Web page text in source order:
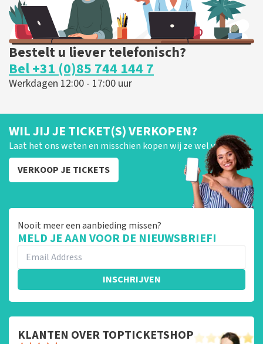
Bestelt u liever telefonisch?
Bel +31 (0)85 744 144 7
Werkdagen 12:00 - 17:00 uur
WIL JIJ JE TICKET(S) VERKOPEN?
Laat het ons weten en misschien kopen wij ze wel van je!
VERKOOP JE TICKETS
Nooit meer een aanbieding missen?
MELD JE AAN VOOR DE NIEUWSBRIEF!
INSCHRIJVEN
KLANTEN OVER TOPTICKETSHOP